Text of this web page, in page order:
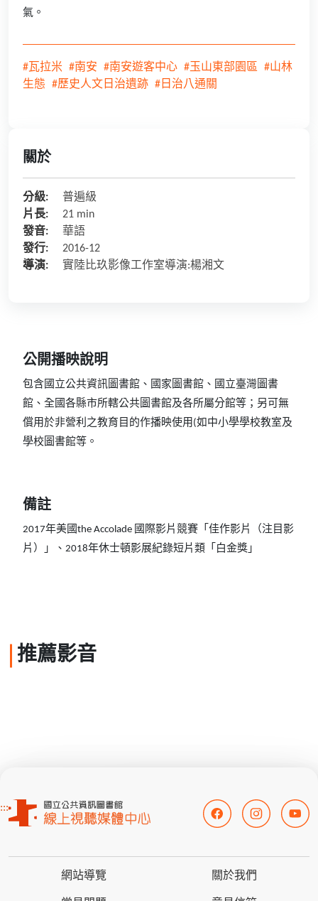
氣。
#瓦拉米 #南安 #南安遊客中心 #玉山東部園區
#山林
生態
#歷史人文日治遺跡 #日治八通關
關於
分級:
普遍級
片長:
21 min
發音:
華語
發行:
2016-12
導演:
實陸比玖影像工作室導演:楊湘文
公開播映說明
包含國立公共資訊圖書館、國家圖書館、國立臺灣圖書
館、全國各縣市所轄公共圖書館及各所屬分館等；另可無
償用於非營利之教育目的作播映使用(如中小學學校教室及
學校圖書館等。
備註
2017年美國the Accolade 國際影片競賽「佳作影片（注目影
片）」、2018年休士頓影展紀錄短片類「白金獎」
推薦影音
:::
網站導覽 關於我們